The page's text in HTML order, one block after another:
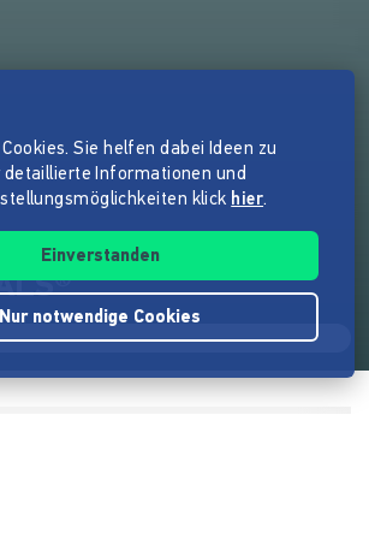
Sie helfen dabei Ideen zu
detaillierte Informationen und
klick hier.
Einverstanden
Nur notwendige Cookies